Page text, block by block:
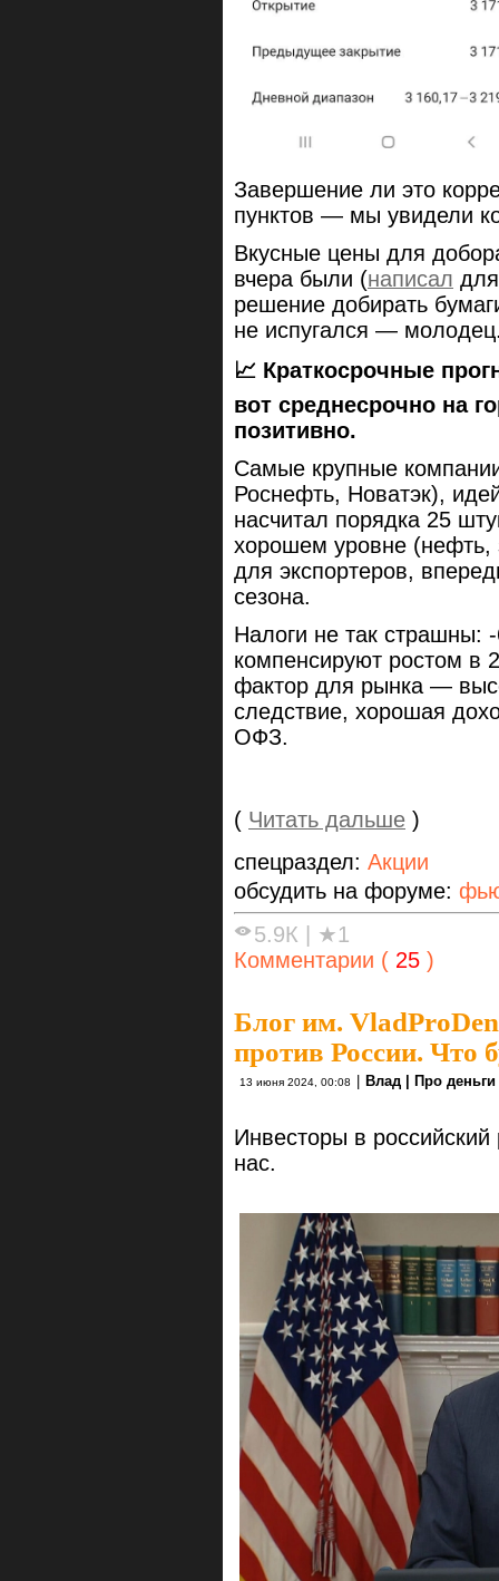
Завершение ли это
пунктов — мы увидели
Вкусные цены для
вчера были (написал
решение добирать
не испугался —
📈 Краткосрочные
вот среднесрочно на
позитивно.
Самые крупные
Роснефть, Новатэк),
насчитал порядка 25
хорошем уровне (нефть,
для экспортеров,
сезона.
Налоги не так страшны:
компенсируют ростом в
фактор для рынка —
следствие, хорошая
ОФЗ.
( Читать дальше )
спецраздел: Акции
обсудить на форуме:
5.9К
★1
Комментарии ( 25 )
Блог им.
против России. Что
13 июня 2024, 00:08 Влад | Про деньги
Инвесторы в
нас.